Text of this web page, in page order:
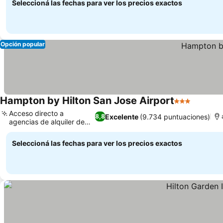
Seleccioná las fechas para ver los precios exactos
Opción popular
Hampton by Hilton San Jose Airport3 Estrellas
8,8Excelente (9.734 puntuaciones)
Acceso directo a
agencias de alquiler de
coches
Seleccioná las fechas para ver los precios exactos